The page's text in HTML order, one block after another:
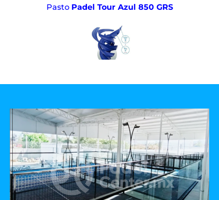
Pasto Padel Tour Azul 850 GRS